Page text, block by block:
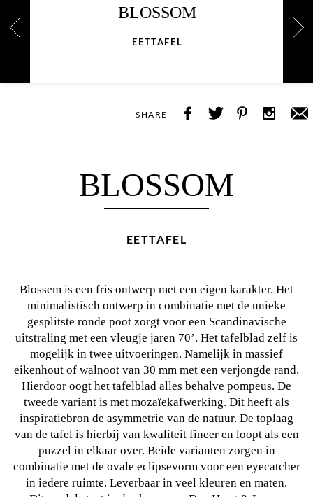
BLOSSOM
EETTAFEL
SHARE
BLOSSOM
EETTAFEL
Blossem is een fris ontwerp met een eigen karakter. Het
minimalistisch ontwerp in combinatie met de unieke
gesplitste ronde poot zorgt voor een Scandinavische
uitstraling met een vleugje jaren 70’. Het tafelblad zelf is
mogelijk in twee uitvoeringen. Namelijk in massief
eikenhout of walnoot van 30 mm met een verjongde rand.
Hierdoor oogt het tafelblad alles behalve pompeus. De
tweede variant is met mozaïekafwerking. Dit heeft als
inspiratiebron de asymmetrie van de natuur. De toplaag
van de tafel is hierbij van kwaliteit fineer en loopt als een
puzzel in elkaar over. Beide varianten zorgen in
combinatie met de ovale eclipsevorm voor een eyecatcher
in iedere ruimte. Leverbaar in veel kleuren en maten.